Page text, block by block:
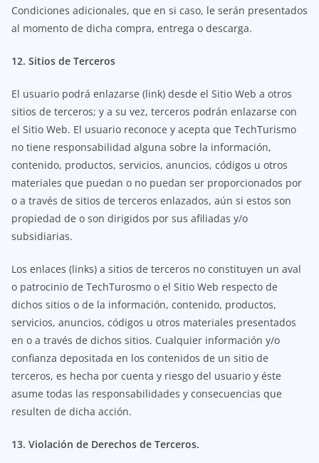
Condiciones adicionales, que en si caso, le serán presentados
al momento de dicha compra, entrega o descarga.
12. Sitios de Terceros
El usuario podrá enlazarse (link) desde el Sitio Web a otros
sitios de terceros; y a su vez, terceros podrán enlazarse con
el Sitio Web. El usuario reconoce y acepta que TechTurismo
no tiene responsabilidad alguna sobre la información,
contenido, productos, servicios, anuncios, códigos u otros
materiales que puedan o no puedan ser proporcionados por
o a través de sitios de terceros enlazados, aún si estos son
propiedad de o son dirigidos por sus afiliadas y/o
subsidiarias.
Los enlaces (links) a sitios de terceros no constituyen un aval
o patrocinio de TechTurosmo o el Sitio Web respecto de
dichos sitios o de la información, contenido, productos,
servicios, anuncios, códigos u otros materiales presentados
en o a través de dichos sitios. Cualquier información y/o
confianza depositada en los contenidos de un sitio de
terceros, es hecha por cuenta y riesgo del usuario y éste
asume todas las responsabilidades y consecuencias que
resulten de dicha acción.
13. Violación de Derechos de Terceros.